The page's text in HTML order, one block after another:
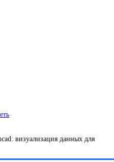
визуализация данных для